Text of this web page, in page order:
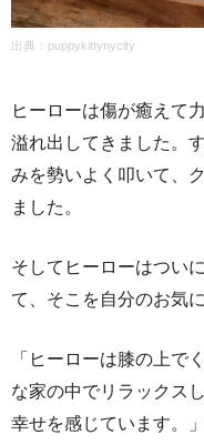
出典：puppykittynycity
ヒーローは傷が癒えて
溢れ出してきました。
みを勢いよく叩いて、
ました。
そしてヒーローはつい
て、そこを自分のお気
「ヒーローは膝の上で
な家の中でリラックス
幸せを感じています。」